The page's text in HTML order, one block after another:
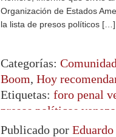
Organización de Estados
la lista de presos políticos […]
Categorías: Comunidad
Boom, Hoy
Etiquetas: foro penal
presos políticos
Publicado por Eduardo